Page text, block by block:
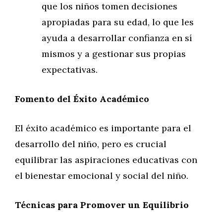
que los niños tomen decisiones
apropiadas para su edad, lo que les
ayuda a desarrollar confianza en sí
mismos y a gestionar sus propias
expectativas.
Fomento del Éxito Académico
El éxito académico es importante para el
desarrollo del niño, pero es crucial
equilibrar las aspiraciones educativas con
el bienestar emocional y social del niño.
Técnicas para Promover un Equilibrio